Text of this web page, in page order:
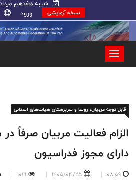
شنبه هفدهم
نسخه آزمایشی ورود
قابل توجه مربیان، روسا و سرپرستان هیات‌های استانی
الزام فعالیت مربیان صرفاً
دارای مجوز فدراسیون
08:59
1405/03/25
1021